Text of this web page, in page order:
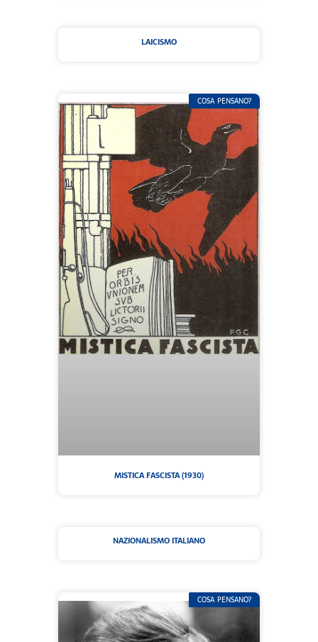
LAICISMO
COSA PENSANO?
MISTICA FASCISTA (1930)
NAZIONALISMO ITALIANO
COSA PENSANO?